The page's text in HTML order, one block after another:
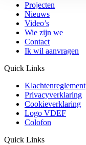
Projecten
Nieuws
Video’s
Wie zijn we
Contact
Ik wil aanvragen
Quick Links
Klachtenreglement
Privacyverklaring
Cookieverklaring
Logo VDEF
Colofon
Quick Links